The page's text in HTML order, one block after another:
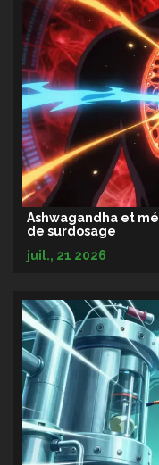
Ashwagandha et
de surdosage
juil., 21 2026